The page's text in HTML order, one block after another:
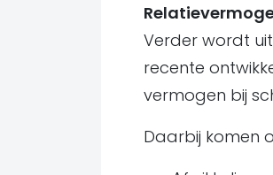
Verder wordt
recente
vermogen bij
Daarbij komen